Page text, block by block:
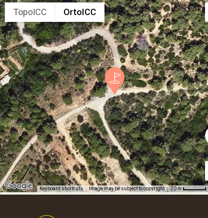
TopoICC OrtoICC
Keyboard shortcuts Image may be subject to copyright 20 m